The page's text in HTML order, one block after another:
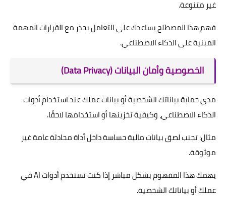
غير متنوعة.
فهم هذا المصطلح يساعدك على التعامل بحذر مع القرارات المهمة
المبنية على الذكاء الاصطناعي.
الخصوصية وأمان البيانات (Data Privacy)
مدى حماية بياناتك الشخصية أو بيانات عملك عند استخدام أدوات
الذكاء الاصطناعي، وكيفية تخزينها أو استخدامها لاحقًا.
مثال: تجنب لصق بيانات مالية حساسة داخل أداة محادثة عامة غير
موثوقة.
يهمك هذا المفهوم بشكل مباشر إذا كنت تستخدم أدوات AI في
عملك أو بياناتك الشخصية.